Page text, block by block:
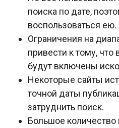
поиска по дате,
воспользоваться ею.
Ограничения на
привести к тому, что
будут включены
Некоторые сайты
точной даты
затруднить поиск.
Большое количество